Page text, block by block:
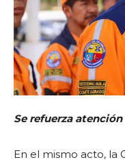
Se refuerza
En el mismo acto, la